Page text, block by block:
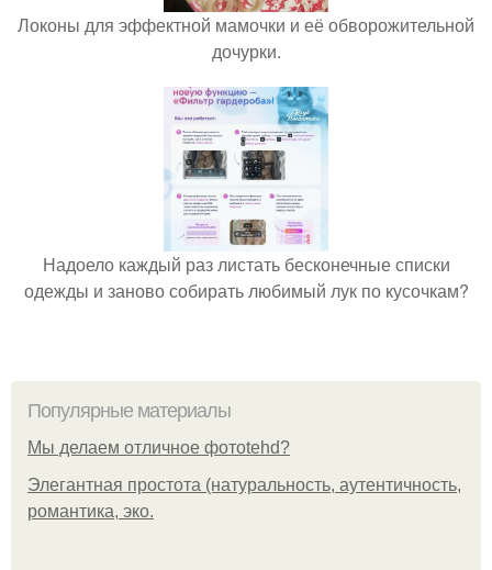
Локоны для эффектной мамочки и её обворожительной
дочурки.
Надоело каждый раз листать бесконечные списки
одежды и заново собирать любимый лук по кусочкам?
Популярные материалы
Мы делаем отличное фотоtehd?
Элегантная простота (натуральность, аутентичность,
романтика, эко.